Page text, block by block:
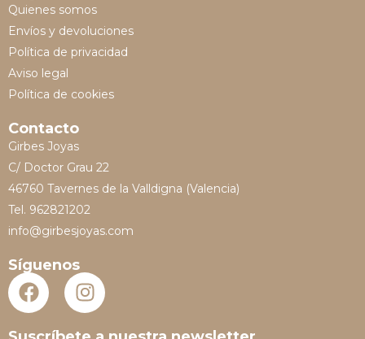
Quienes somos
Envíos y devoluciones
Política de privacidad
Aviso legal
Política de cookies
Contacto
Girbes Joyas
C/ Doctor Grau 22
46760 Tavernes de la Valldigna (Valencia)
Tel. 962821202
info@girbesjoyas.com
Síguenos